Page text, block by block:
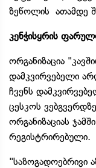
ზეწოლის ათამდე
კენჭისყრის
ორგანიზაცია
დამკვირვებელი
ჩვენს
ცესკოს
ორგანიზაციას
რეგისტრირებული.
"საზოგადოებრივი